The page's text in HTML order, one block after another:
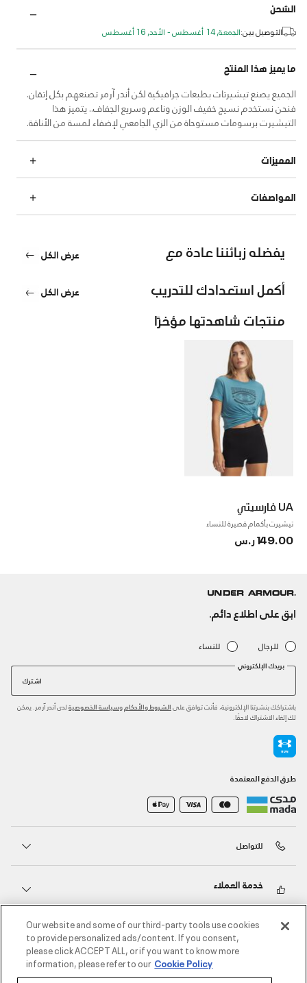
الشحن
التوصيل بين:الجمعة, 14 أغسطس - الأحد, 16 أغسطس
ما يميز هذا المنتج
الجميع يصنع تيشيرتات بطبعات جرافيكية لكن أندر آرمر تصنعهم بكل إتقان.
فنحن نستخدم نسيج خفيف الوزن وناعم وسريع الجفاف.. يتميز هذا
التيشيرت برسومات مستوحاة من الزي الجامعي لإضفاء لمسة من الأناقة.
المميزات
المواصفات
يفضله زبائننا عادة مع عرض الكل
أكمل استعدادك للتدريب عرض الكل
منتجات شاهدتها مؤخرًا
UA فارسيتي
تيشيرت بأكمام قصيرة للنساء
149.00 ر.س
ابق على اطلاع دائم.
للرجال للنساء
بريدك الإلكتروني
اشترك
باشتراكك بنشرتنا الإلكترونية، فأنت توافق على الشروط والأحكام وسياسة الخصوصية لدى أندر آرمر. يمكن
لك إلغاء الاشتراك لاحقًا.
طرق الدفع المعتمدة
للتواصل
خدمة العملاء
حول أندر آرمر
أندر آرمر على الشبكات الاجتماعية
Our website and some of our third-party tools use cookies
to provide personalized ads/content. If you consent,
please click ACCEPT ALL, or if you want to know more
information, please refer to our Cookie Policy